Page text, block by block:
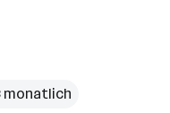
monatlich